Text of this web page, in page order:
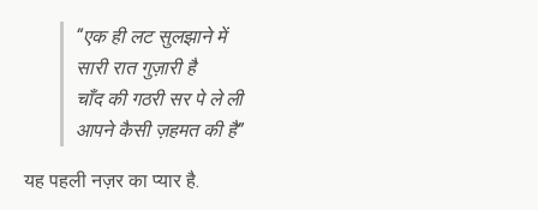
“एक ही लट सुलझाने में
सारी रात गुज़ारी है
चाँद की गठरी सर पे ले ली
आपने कैसी ज़हमत की है”
यह पहली नज़र का प्यार है.